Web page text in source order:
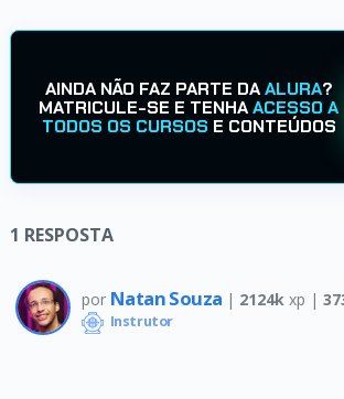
AINDA NÃO FAZ PARTE DAALURA?
MATRICULE-SE E TENHAACESSO A
TODOS OS CURSOS E CONTEÚDOS
1 RESPOSTA
por Natan Souza | 2124k xp |
Instrutor